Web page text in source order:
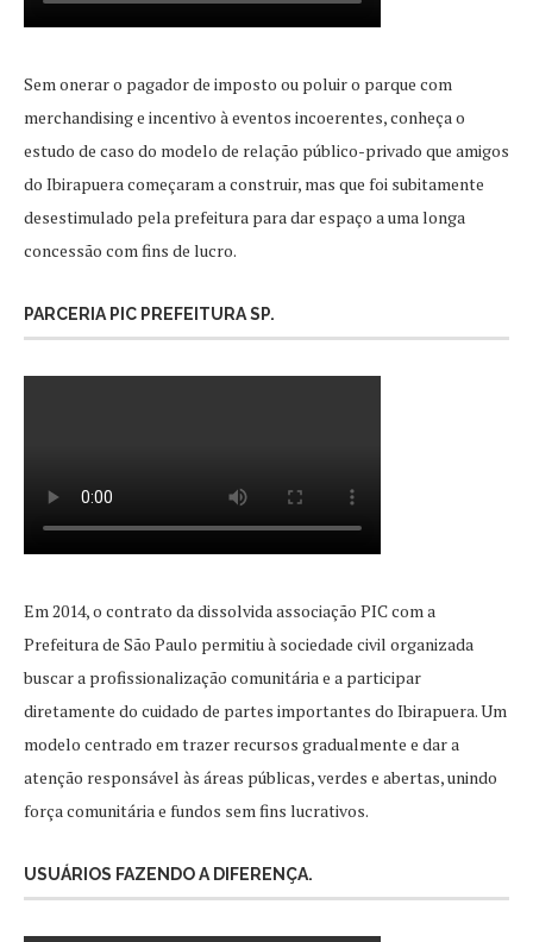
Sem onerar o pagador de imposto ou poluir o parque com
merchandising e incentivo à eventos incoerentes, conheça o
estudo de caso do modelo de relação público-privado que amigos
do Ibirapuera começaram a construir, mas que foi subitamente
desestimulado pela prefeitura para dar espaço a uma longa
concessão com fins de lucro.
PARCERIA PIC PREFEITURA SP.
Em 2014, o contrato da dissolvida associação PIC com a
Prefeitura de São Paulo permitiu à sociedade civil organizada
buscar a profissionalização comunitária e a participar
diretamente do cuidado de partes importantes do Ibirapuera. Um
modelo centrado em trazer recursos gradualmente e dar a
atenção responsável às áreas públicas, verdes e abertas, unindo
força comunitária e fundos sem fins lucrativos.
USUÁRIOS FAZENDO A DIFERENÇA.